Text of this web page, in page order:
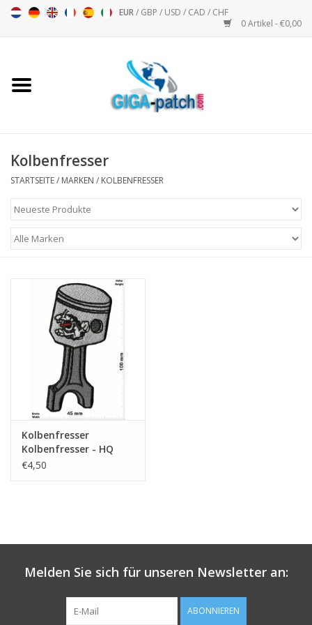
EUR/ GBP / USD / CAD / CHF
0 Artikel - €0,00
Motorsport - Sport
Schlüsselanhänger
Kolbenfresser
STARTSEITE/ MARKEN / KOLBENFRESSER
Kolbenfresser
Kolbenfresser - HQ
€4,50
Melden Sie sich für unseren Newsletter an:
ABONNIEREN